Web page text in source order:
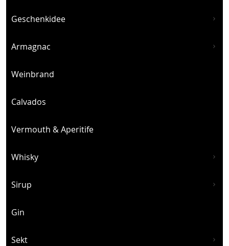
Geschenkidee
Armagnac
Weinbrand
Calvados
Vermouth & Aperitife
Whisky
Sirup
Gin
Sekt